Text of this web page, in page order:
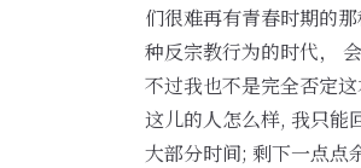
们很难再有青春时期的
种反宗教行为的时代，
不过我也不是完全否定
这儿的人怎么样, 我只能
大部分时间; 剩下一点点